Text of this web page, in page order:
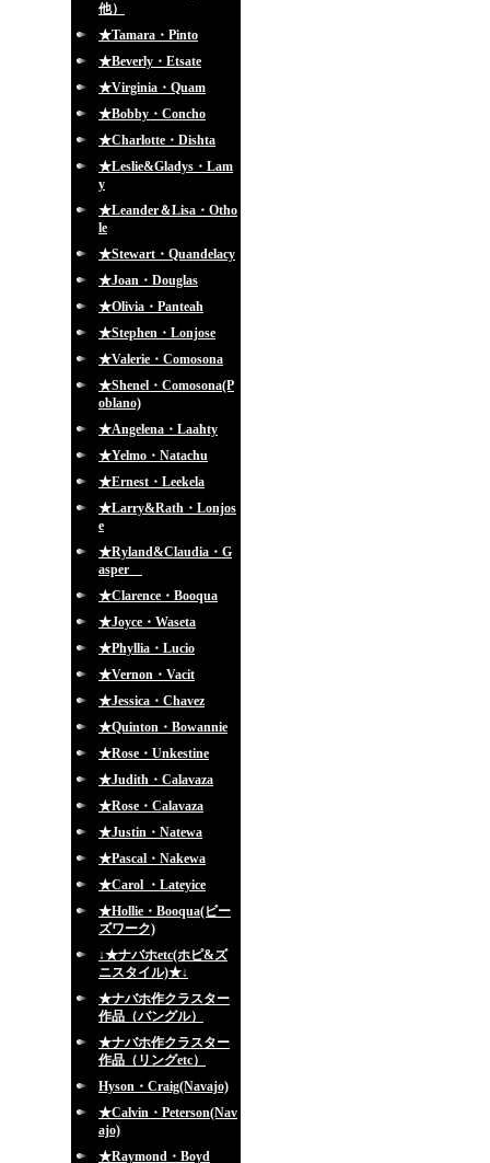
他）
★Tamara・Pinto
★Beverly・Etsate
★Virginia・Quam
★Bobby・Concho
★Charlotte・Dishta
★Leslie&Gladys・Lam
y
★Leander＆Lisa・Otho
le
★Stewart・Quandelacy
★Joan・Douglas
★Olivia・Panteah
★Stephen・Lonjose
★Valerie・Comosona
★Shenel・Comosona(P
oblano)
★Angelena・Laahty
★Yelmo・Natachu
★Ernest・Leekela
★Larry&Rath・Lonjos
e
★Ryland&Claudia・G
asper
★Clarence・Booqua
★Joyce・Waseta
★Phyllia・Lucio
★Vernon・Vacit
★Jessica・Chavez
★Quinton・Bowannie
★Rose・Unkestine
★Judith・Calavaza
★Rose・Calavaza
★Justin・Natewa
★Pascal・Nakewa
★Carol ・Lateyice
★Hollie・Booqua(ビー
ズワーク)
↓★ナバホetc(ホピ&ズ
ニスタイル)★↓
★ナバホ作クラスター
作品（バングル）
★ナバホ作クラスター
作品（リングetc）
Hyson・Craig(Navajo)
★Calvin・Peterson(Nav
ajo)
★Raymond・Boyd